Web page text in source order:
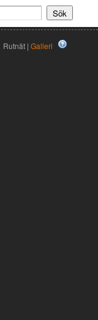
Rutnät | Galleri